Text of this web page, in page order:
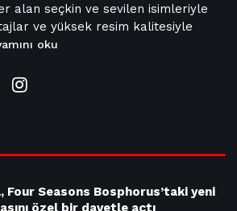
alan seçkin ve sevilen isimleriyle
ve yüksek resim kalitesiyle
oku
Four Seasons Bosphorus’taki yeni
özel bir davetle açtı